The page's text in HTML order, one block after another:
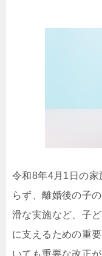
令和8年4月1日の家
らず、離婚後の子
滑な実施など、子
に支えるための重
いても重要な改正